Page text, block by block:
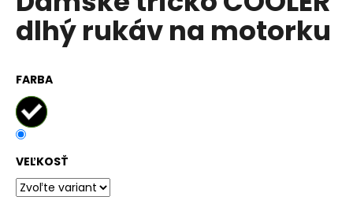
5
hviezdičiek.
dlhý rukáv na motorku
FARBA
VEĽKOSŤ
a
m